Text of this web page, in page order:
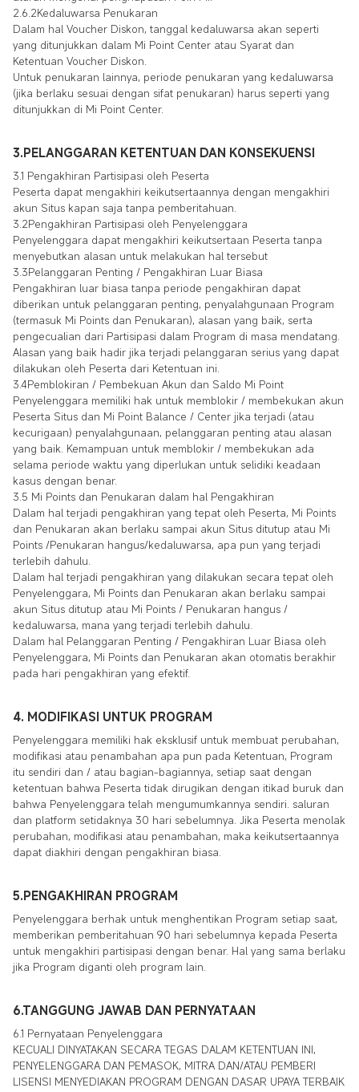
2.6.2Kedaluwarsa Penukaran
Dalam hal Voucher Diskon, tanggal kedaluwarsa akan seperti
yang ditunjukkan dalam Mi Point Center atau Syarat dan
Ketentuan Voucher Diskon.
Untuk penukaran lainnya, periode penukaran yang kedaluwarsa
(jika berlaku sesuai dengan sifat penukaran) harus seperti yang
ditunjukkan di Mi Point Center.
3.PELANGGARAN KETENTUAN DAN KONSEKUENSI
3.1 Pengakhiran Partisipasi oleh Peserta
Peserta dapat mengakhiri keikutsertaannya dengan mengakhiri
akun Situs kapan saja tanpa pemberitahuan.
3.2Pengakhiran Partisipasi oleh Penyelenggara
Penyelenggara dapat mengakhiri keikutsertaan Peserta tanpa
menyebutkan alasan untuk melakukan hal tersebut
3.3Pelanggaran Penting / Pengakhiran Luar Biasa
Pengakhiran luar biasa tanpa periode pengakhiran dapat
diberikan untuk pelanggaran penting, penyalahgunaan Program
(termasuk Mi Points dan Penukaran), alasan yang baik, serta
pengecualian dari Partisipasi dalam Program di masa mendatang.
Alasan yang baik hadir jika terjadi pelanggaran serius yang dapat
dilakukan oleh Peserta dari Ketentuan ini.
3.4Pemblokiran / Pembekuan Akun dan Saldo Mi Point
Penyelenggara memiliki hak untuk memblokir / membekukan akun
Peserta Situs dan Mi Point Balance / Center jika terjadi (atau
kecurigaan) penyalahgunaan, pelanggaran penting atau alasan
yang baik. Kemampuan untuk memblokir / membekukan ada
selama periode waktu yang diperlukan untuk selidiki keadaan
kasus dengan benar.
3.5 Mi Points dan Penukaran dalam hal Pengakhiran
Dalam hal terjadi pengakhiran yang tepat oleh Peserta, Mi Points
dan Penukaran akan berlaku sampai akun Situs ditutup atau Mi
Points /Penukaran hangus/kedaluwarsa, apa pun yang terjadi
terlebih dahulu.
Dalam hal terjadi pengakhiran yang dilakukan secara tepat oleh
Penyelenggara, Mi Points dan Penukaran akan berlaku sampai
akun Situs ditutup atau Mi Points / Penukaran hangus /
kedaluwarsa, mana yang terjadi terlebih dahulu.
Dalam hal Pelanggaran Penting / Pengakhiran Luar Biasa oleh
Penyelenggara, Mi Points dan Penukaran akan otomatis berakhir
pada hari pengakhiran yang efektif.
4. MODIFIKASI UNTUK PROGRAM
Penyelenggara memiliki hak eksklusif untuk membuat perubahan,
modifikasi atau penambahan apa pun pada Ketentuan, Program
itu sendiri dan / atau bagian-bagiannya, setiap saat dengan
ketentuan bahwa Peserta tidak dirugikan dengan itikad buruk dan
bahwa Penyelenggara telah mengumumkannya sendiri. saluran
dan platform setidaknya 30 hari sebelumnya. Jika Peserta menolak
perubahan, modifikasi atau penambahan, maka keikutsertaannya
dapat diakhiri dengan pengakhiran biasa.
5.PENGAKHIRAN PROGRAM
Penyelenggara berhak untuk menghentikan Program setiap saat,
memberikan pemberitahuan 90 hari sebelumnya kepada Peserta
untuk mengakhiri partisipasi dengan benar. Hal yang sama berlaku
jika Program diganti oleh program lain.
6.TANGGUNG JAWAB DAN PERNYATAAN
6.1 Pernyataan Penyelenggara
KECUALI DINYATAKAN SECARA TEGAS DALAM KETENTUAN INI,
PENYELENGGARA DAN PEMASOK, MITRA DAN/ATAU PEMBERI
LISENSI MENYEDIAKAN PROGRAM DENGAN DASAR UPAYA TERBAIK